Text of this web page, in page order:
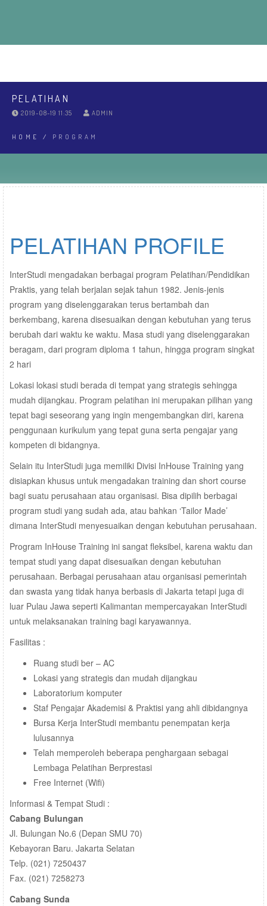
PELATIHAN
2019-08-19 11:35 ADMIN
HOME / PROGRAM
PELATIHAN PROFILE
InterStudi mengadakan berbagai program Pelatihan/Pendidikan
Praktis, yang telah berjalan sejak tahun 1982. Jenis-jenis
program yang diselenggarakan terus bertambah dan
berkembang, karena disesuaikan dengan kebutuhan yang terus
berubah dari waktu ke waktu. Masa studi yang diselenggarakan
beragam, dari program diploma 1 tahun, hingga program singkat
2 hari
Lokasi lokasi studi berada di tempat yang strategis sehingga
mudah dijangkau. Program pelatihan ini merupakan pilihan yang
tepat bagi seseorang yang ingin mengembangkan diri, karena
penggunaan kurikulum yang tepat guna serta pengajar yang
kompeten di bidangnya.
Selain itu InterStudi juga memiliki Divisi InHouse Training yang
disiapkan khusus untuk mengadakan training dan short course
bagi suatu perusahaan atau organisasi. Bisa dipilih berbagai
program studi yang sudah ada, atau bahkan ‘Tailor Made’
dimana InterStudi menyesuaikan dengan kebutuhan perusahaan.
Program InHouse Training ini sangat fleksibel, karena waktu dan
tempat studi yang dapat disesuaikan dengan kebutuhan
perusahaan. Berbagai perusahaan atau organisasi pemerintah
dan swasta yang tidak hanya berbasis di Jakarta tetapi juga di
luar Pulau Jawa seperti Kalimantan mempercayakan InterStudi
untuk melaksanakan training bagi karyawannya.
Fasilitas :
Ruang studi ber – AC
Lokasi yang strategis dan mudah dijangkau
Laboratorium komputer
Staf Pengajar Akademisi & Praktisi yang ahli dibidangnya
Bursa Kerja InterStudi membantu penempatan kerja
lulusannya
Telah memperoleh beberapa penghargaan sebagai
Lembaga Pelatihan Berprestasi
Free Internet (Wifi)
Informasi & Tempat Studi :
Cabang Bulungan
Jl. Bulungan No.6 (Depan SMU 70)
Kebayoran Baru. Jakarta Selatan
Telp. (021) 7250437
Fax. (021) 7258273
Cabang Sunda